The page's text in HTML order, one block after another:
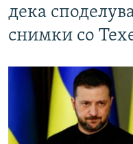
дека
снимки со